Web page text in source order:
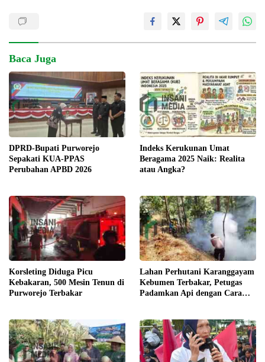
Baca Juga
DPRD-Bupati Purworejo
Sepakati KUA-PPAS
Perubahan APBD 2026
Indeks Kerukunan Umat
Beragama 2025 Naik: Realita
atau Angka?
Korsleting Diduga Picu
Kebakaran, 500 Mesin Tenun di
Purworejo Terbakar
Lahan Perhutani Karanggayam
Kebumen Terbakar, Petugas
Padamkan Api dengan Cara